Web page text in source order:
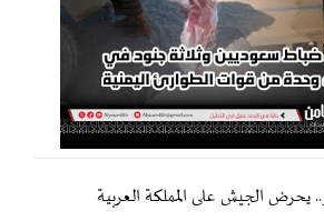
يحرض الجيش على المملكة العربية